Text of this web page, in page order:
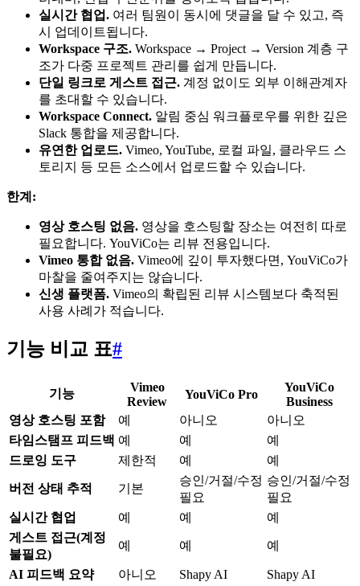
실시간 협업. 여러 팀원이 동시에 댓글을 달 수 있고, 즉
시 업데이트됩니다.
Workspace 구조. Workspace → Project → Version 계층 구
조가 다중 프로젝트 관리를 쉽게 만듭니다.
단일 링크로 게스트 접근. 계정 없이도 외부 이해관계자
를 초대할 수 있습니다.
Workspace Connect. 알림 중심 워크플로우를 위한 깊은
Slack 통합을 제공합니다.
유연한 업로드. Vimeo, YouTube, 로컬 파일, 클라우드 스
토리지 등 모든 소스에서 업로드할 수 있습니다.
한계:
영상 호스팅 없음. 영상을 호스팅할 장소는 여전히 따로
필요합니다. YouViCo는 리뷰 전용입니다.
Vimeo 통합 없음. Vimeo에 깊이 투자했다면, YouViCo가
마찰을 줄여주지는 않습니다.
신생 플랫폼. Vimeo의 확립된 리뷰 시스템보다 축적된
사용 사례가 적습니다.
기능 비교 표#
기능
Vimeo
Review
YouViCo Pro
YouViCo
Business
영상 호스팅 포함
예 아니오
아니오
타임스탬프 피드백 예 예
예
드로잉 도구
제한적 예 예
버전 상태 추적 기본
승인/거절/수정
필요
승인/거절/수정
필요
실시간 협업
예 예
예
게스트 접근(계정
불필요)
예 예 예
AI 피드백 요약 아니오 Shapy AI
Shapy AI